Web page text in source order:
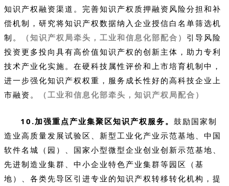
知识产权融资渠道。完善知识产权质押融资风险分担和补
偿机制，研究将知识产权数据纳入企业授信白名单筛选机
制。
（知识产权局牵头，工业和信息化部配合） 引导风险
投资更多投向具有高价值知识产权的创新主体，助力专利
技术产业化实施。在硬科技属性评价和上市培育机制中，
进一步强化知识产权权重，服务成长性好的高科技企业上
市融资。
（工业和信息化部牵头，知识产权局配合）
10.加强重点产业集聚区知识产权服务。 鼓励国家制
造业高质量发展试验区、新型工业化产业示范基地、中国
软件名城（园）、国家小型微型企业创业创新示范基地、
先进制造业集群、中小企业特色产业集群等园区（基
地）、各类先导区引进专业的知识产权转移转化机构，提